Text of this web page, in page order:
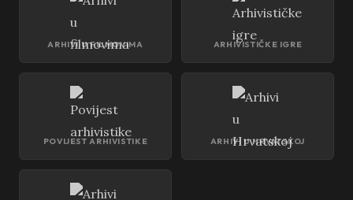
ARHIVI U FILMOVIMA ARHIVISTIČKE IGRE
POVIJEST ARHIVISTIKE ARHIVI U HRVATSKOJ